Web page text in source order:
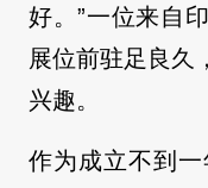
好。”一位来自
展位前驻足良久
兴趣。
作为成立不到